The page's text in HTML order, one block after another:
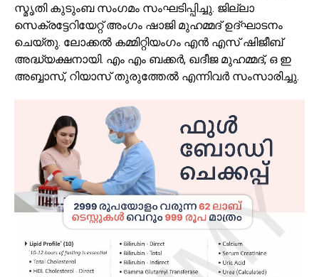
സ്മൃതി കുടുംബ സംഗമം സംഘടിപ്പിച്ചു. ജില്ലാ
സെക്രട്ടേറിയേറ്റ് അംഗം ഷാജി മുഹമ്മദ് ഉദ്ഘാടനം
ചെയ്തു. ലോക്കൽ കമ്മിറ്റിയംഗം എൻ എസ് ഷിജീബ്
അദ്ധ്യക്ഷനായി. എം എം ബക്കർ, ഖദീജ മുഹമ്മദ്, ഒ ഇ
അബ്ബാസ്, റിയാസ് തുരുത്തേൽ എന്നിവർ സംസാരിച്ചു.